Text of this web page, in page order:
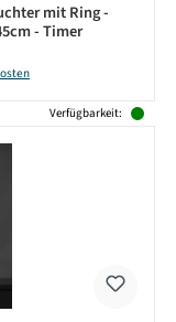
mit Ring -
- Timer
Verfügbarkeit: